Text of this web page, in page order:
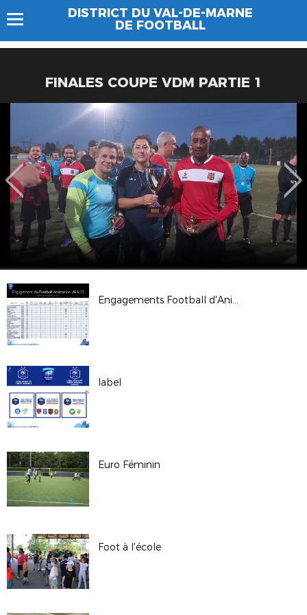
DISTRICT DU VAL-DE-MARNE
DE FOOTBALL
FINALES COUPE VDM PARTIE 1
Engagements Football d'Animation
label
Euro Féminin
Foot à l'école